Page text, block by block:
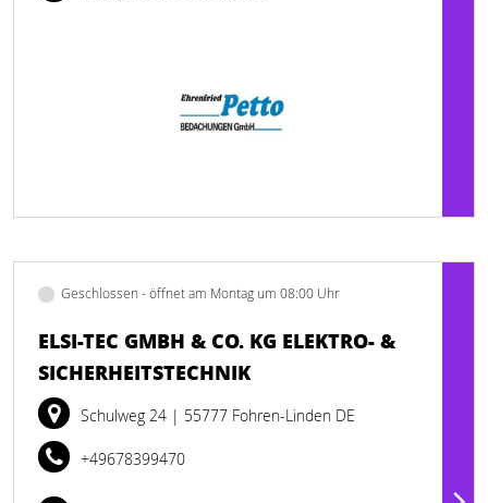
Geschlossen - öffnet am Montag um 08:00 Uhr
ELSI-TEC GMBH & CO. KG ELEKTRO- &
SICHERHEITSTECHNIK
Schulweg 24 | 55777 Fohren-Linden DE
+49678399470